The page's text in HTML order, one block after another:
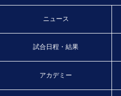
ニュース
試合日程・結果
アカデミー